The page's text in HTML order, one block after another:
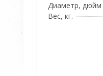
Диаметр, дюйм
Вес, кг.